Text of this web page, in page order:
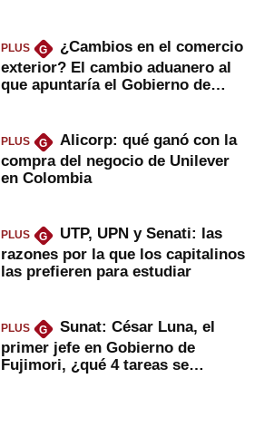
PLUS G
¿Cambios en el comercio
exterior? El cambio aduanero al
que apuntaría el Gobierno de
PLUS G
Alicorp: qué ganó con la
compra del negocio de Unilever
en Colombia
PLUS G
UTP, UPN y Senati: las
razones por la que los capitalinos
las prefieren para estudiar
PLUS G
Sunat: César Luna, el
primer jefe en Gobierno de
Fujimori, ¿qué 4 tareas se